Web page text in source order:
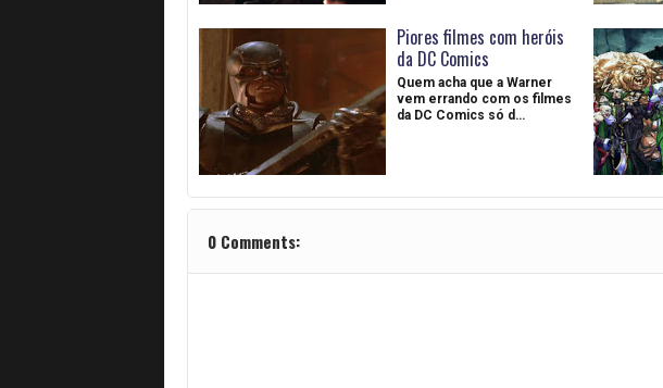
Piores filmes com heróis
da DC Comics
Quem acha que a Warner
vem errando com os filmes
da DC Comics só d…
0 Comments: